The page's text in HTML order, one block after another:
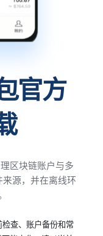
官方
区块链账户与多
源，并在离线环
查、账户备份和常